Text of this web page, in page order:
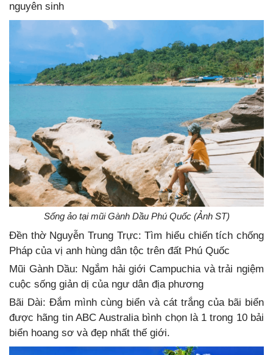
nguyên sinh
Sống ảo tại mũi Gành Dầu Phú Quốc (Ảnh ST)
Đền thờ Nguyễn Trung Trực: Tìm hiểu chiến tích chống
Pháp của vị anh hùng dân tộc trên đất Phú Quốc
Mũi Gành Dầu: Ngắm hải giới Campuchia và trải ngiệm
cuộc sống giản dị của ngư dân địa phương
Bãi Dài: Đắm mình cùng biển và cát trắng của bãi biển
được hãng tin ABC Australia bình chọn là 1 trong 10 bải
biển hoang sơ và đẹp nhất thế giới.